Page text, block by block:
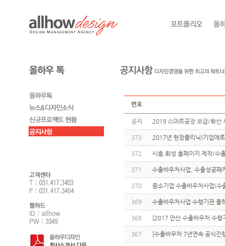
번호
공지 2019 스마트공장 보급/확
373 2017년 현장클리닉(기업애
372 시흥,화성 홈페이지 제작/수
371 수출바우처사업, 수출성공패
370 중소기업 수출바우처사업(수
369 수출바우처사업 수행기관
368 [2017 안산 수출바우처 수
367 [수출바우처 7년연속 공식